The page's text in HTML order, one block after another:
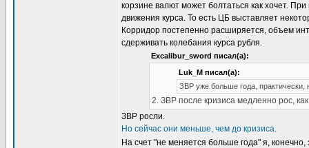
корзине валют может болтаться как хочет.
движения курса. То есть ЦБ выставляет
Корридор постепенно расширяется, объем
сдерживать колебания курса рубля.
Excalibur_sword писал(а):
Luk_M писал(а):
ЗВР уже больше года,
2. ЗВР после кризиса медленно рос,
ЗВР росли.
Но сейчас они меньше, чем до кризиса.
На счет "не меняется больше года" я,